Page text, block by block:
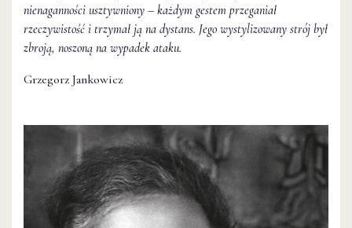
nienaganności usztywniony – każdym gestem przeganiał
rzeczywistość i trzymał ją na dystans. Jego wystylizowany strój był
zbroją, noszoną na wypadek ataku.
Grzegorz Jankowicz